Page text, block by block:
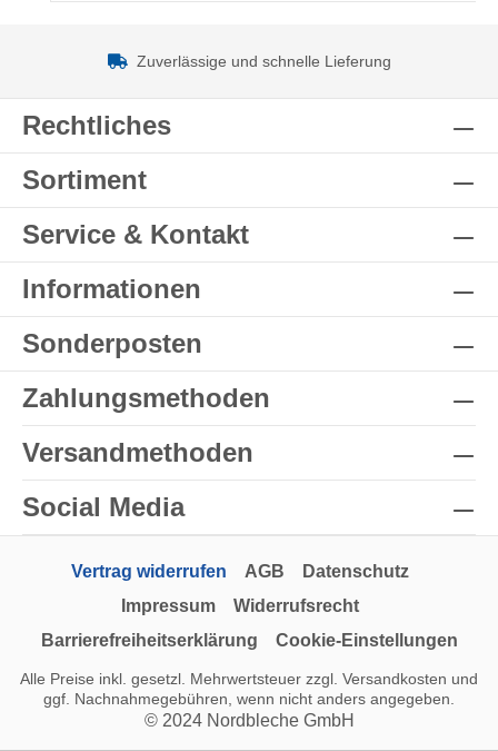
Zuverlässige und schnelle Lieferung
Rechtliches
Sortiment
Service & Kontakt
Informationen
Sonderposten
Zahlungsmethoden
Versandmethoden
Social Media
Vertrag widerrufen AGB
Datenschutz
Impressum
Widerrufsrecht
Barrierefreiheitserklärung
Cookie-Einstellungen
Alle Preise inkl. gesetzl. Mehrwertsteuer zzgl. Versandkosten und
ggf. Nachnahmegebühren, wenn nicht anders angegeben.
© 2024 Nordbleche GmbH